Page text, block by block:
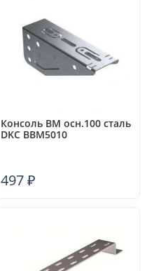
Консоль BM осн.100 сталь
DKC BBM5010
497₽